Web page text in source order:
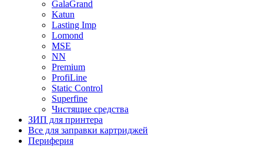
GalaGrand
Katun
Lasting Imp
Lomond
MSE
NN
Premium
ProfiLine
Static Control
Superfine
Чистящие средства
ЗИП для принтера
Все для заправки картриджей
Периферия